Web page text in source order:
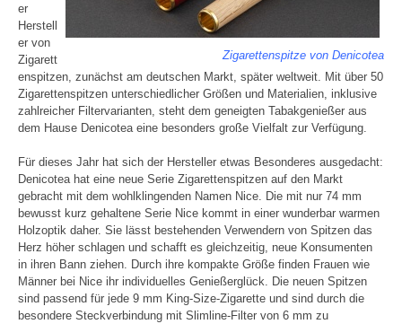
Zigarettenspitze von Denicotea
er
Herstell
er von
Zigarett
enspitzen, zunächst am deutschen Markt, später weltweit. Mit über 50
Zigarettenspitzen unterschiedlicher Größen und Materialien, inklusive
zahlreicher Filtervarianten, steht dem geneigten Tabakgenießer aus
dem Hause Denicotea eine besonders große Vielfalt zur Verfügung.
Für dieses Jahr hat sich der Hersteller etwas Besonderes ausgedacht:
Denicotea hat eine neue Serie Zigarettenspitzen auf den Markt
gebracht mit dem wohlklingenden Namen Nice. Die mit nur 74 mm
bewusst kurz gehaltene Serie Nice kommt in einer wunderbar warmen
Holzoptik daher. Sie lässt bestehenden Verwendern von Spitzen das
Herz höher schlagen und schafft es gleichzeitig, neue Konsumenten
in ihren Bann ziehen. Durch ihre kompakte Größe finden Frauen wie
Männer bei Nice ihr individuelles Genießerglück. Die neuen Spitzen
sind passend für jede 9 mm King-Size-Zigarette und sind durch die
besondere Steckverbindung mit Slimline-Filter von 6 mm zu